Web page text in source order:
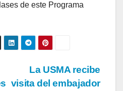
de este Programa
La USMA recibe
visita del embajador